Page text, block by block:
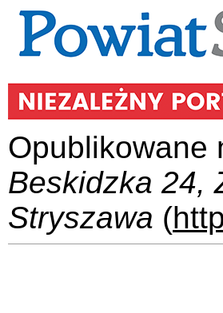
Opublikowane
Beskidzka 24,
Stryszawa (